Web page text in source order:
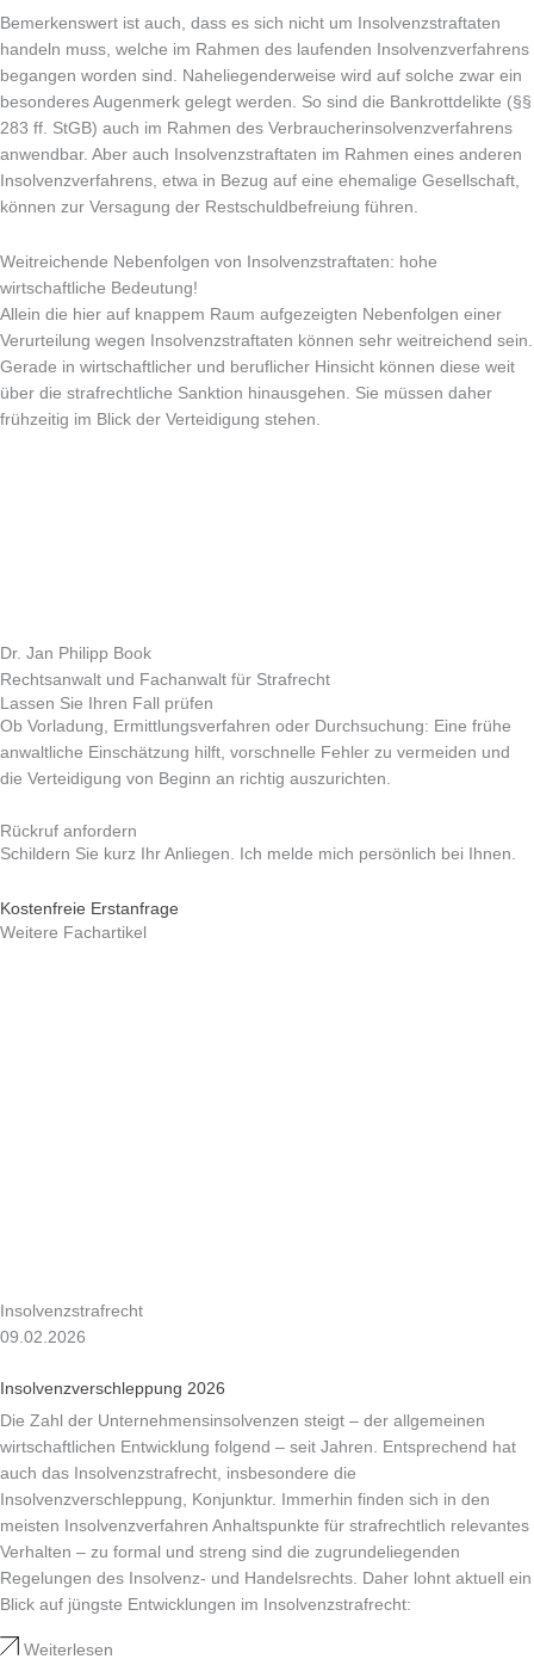
Bemerkenswert ist auch, dass es sich nicht um Insolvenzstraftaten
handeln muss, welche im Rahmen des laufenden Insolvenzverfahrens
begangen worden sind. Naheliegenderweise wird auf solche zwar ein
besonderes Augenmerk gelegt werden. So sind die Bankrottdelikte (§§
283 ff. StGB) auch im Rahmen des Verbraucherinsolvenzverfahrens
anwendbar. Aber auch Insolvenzstraftaten im Rahmen eines anderen
Insolvenzverfahrens, etwa in Bezug auf eine ehemalige Gesellschaft,
können zur Versagung der Restschuldbefreiung führen.
Weitreichende Nebenfolgen von Insolvenzstraftaten: hohe
wirtschaftliche Bedeutung!
Allein die hier auf knappem Raum aufgezeigten Nebenfolgen einer
Verurteilung wegen Insolvenzstraftaten können sehr weitreichend sein.
Gerade in wirtschaftlicher und beruflicher Hinsicht können diese weit
über die strafrechtliche Sanktion hinausgehen. Sie müssen daher
frühzeitig im Blick der Verteidigung stehen.
Dr. Jan Philipp Book
Rechtsanwalt und Fachanwalt für Strafrecht
Lassen Sie Ihren Fall prüfen
Ob Vorladung, Ermittlungsverfahren oder Durchsuchung: Eine frühe
anwaltliche Einschätzung hilft, vorschnelle Fehler zu vermeiden und
die Verteidigung von Beginn an richtig auszurichten.
Rückruf anfordern
Schildern Sie kurz Ihr Anliegen. Ich melde mich persönlich bei Ihnen.
Kostenfreie Erstanfrage
Weitere Fachartikel
Insolvenzstrafrecht
09.02.2026
Insolvenzverschleppung 2026
Die Zahl der Unternehmensinsolvenzen steigt – der allgemeinen
wirtschaftlichen Entwicklung folgend – seit Jahren. Entsprechend hat
auch das Insolvenzstrafrecht, insbesondere die
Insolvenzverschleppung, Konjunktur. Immerhin finden sich in den
meisten Insolvenzverfahren Anhaltspunkte für strafrechtlich relevantes
Verhalten – zu formal und streng sind die zugrundeliegenden
Regelungen des Insolvenz- und Handelsrechts. Daher lohnt aktuell ein
Blick auf jüngste Entwicklungen im Insolvenzstrafrecht:
Weiterlesen